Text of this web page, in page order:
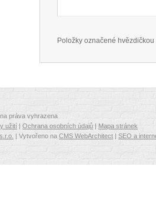
Položky označené hvězdičkou
práva vyhrazena
užití Ochrana osobních údajů
Mapa stránek
| Vytvořeno na CMS WebArchitect SEO a